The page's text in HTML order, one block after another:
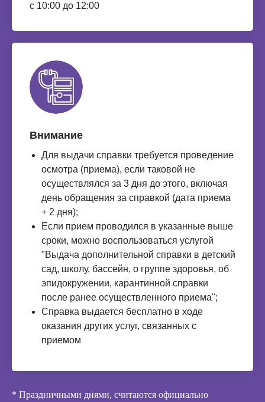
с 10:00 до 12:00
Внимание
Для выдачи справки требуется проведение
осмотра (приема), если таковой не
осуществлялся за 3 дня до этого, включая
день обращения за справкой (дата приема
+ 2 дня);
Если прием проводился в указанные выше
сроки, можно воспользоваться услугой
"Выдача дополнительной справки в детский
сад, школу, бассейн, о группе здоровья, об
эпидокружении, карантинной справки
после ранее осуществленного приема";
Справка выдается бесплатно в ходе
оказания других услуг, связанных с
приемом
* Праздничными днями, считаются официально